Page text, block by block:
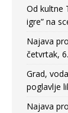
Od kultne
igre” na
Najava
četvrtak,
Grad,
poglavlje
Najava